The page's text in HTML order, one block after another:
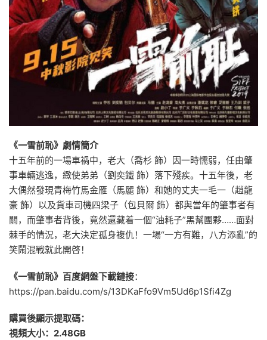
《一雪前恥》劇情簡介
十五年前的一場車禍中，老大（喬杉 飾）因一時懦弱，任由肇
事車輛逃逸，緻使弟弟（劉奕鐵 飾）落下殘疾。十五年後，老
大偶然發現青梅竹馬金雁（馬麗 飾）和她的丈夫一毛一（趙龍
豪 飾）以及貨車司機四梁子（包貝爾 飾）都與當年的肇事者有
關，而肇事者背後，竟然還藏着一個“油耗子”黑幫團夥……面對
棘手的情況，老大決定孤身複仇！一場“一方有難，八方添亂”的
笑鬧混戰就此開啓！
《一雪前恥》百度網盤下載鏈接：
https://pan.baidu.com/s/13DKaFfo9Vm5Ud6p1Sfi4Zg
購買後顯示提取碼：
視頻大小：2.48GB